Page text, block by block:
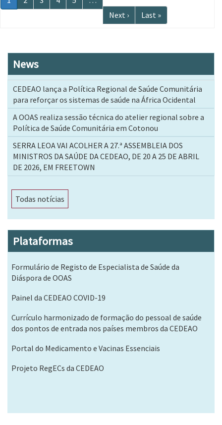
atual
Próxima
página
Next ›
Última
página
Last »
News
CEDEAO lança a Política Regional de Saúde Comunitária
para reforçar os sistemas de saúde na África Ocidental
A OOAS realiza sessão técnica do atelier regional sobre a
Política de Saúde Comunitária em Cotonou
SERRA LEOA VAI ACOLHER A 27.ª ASSEMBLEIA DOS
MINISTROS DA SAÚDE DA CEDEAO, DE 20 A 25 DE ABRIL
DE 2026, EM FREETOWN
Todas notícias
Plataformas
Formulário de Registo de Especialista de Saúde da
Diáspora de OOAS
Painel da CEDEAO COVID-19
Currículo harmonizado de formação do pessoal de saúde
dos pontos de entrada nos países membros da CEDEAO
Portal do Medicamento e Vacinas Essenciais
Projeto RegECs da CEDEAO